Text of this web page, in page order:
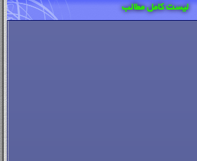
لیست کامل مطالب